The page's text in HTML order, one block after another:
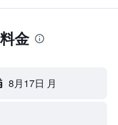
金
8月17日 月